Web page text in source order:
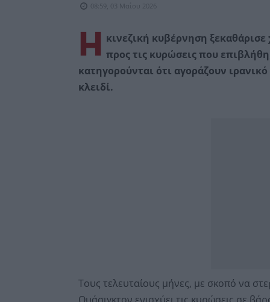
08:59, 03 Μαΐου 2026
Η
κινεζική κυβέρνηση
προς τις κυρώσεις που
κατηγορούνται ότι αγοράζουν
κλειδί.
Τους τελευταίους μήνες, με σκοπό να
Ουάσιγκτον ενισχύει τις κυρώσεις σε